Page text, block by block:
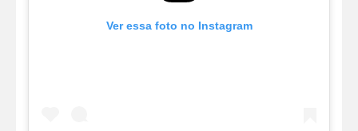
Ver essa foto no Instagram